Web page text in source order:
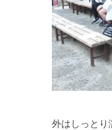
外はしっとり